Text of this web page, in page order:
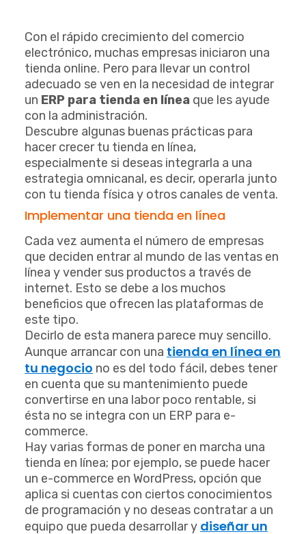
Con el rápido crecimiento del comercio
electrónico, muchas empresas iniciaron una
tienda online. Pero para llevar un control
adecuado se ven en la necesidad de integrar
un ERP para tienda en línea que les ayude
con la administración.
Descubre algunas buenas prácticas para
hacer crecer tu tienda en línea,
especialmente si deseas integrarla a una
estrategia omnicanal, es decir, operarla junto
con tu tienda física y otros canales de venta.
Implementar una tienda en línea
Cada vez aumenta el número de empresas
que deciden entrar al mundo de las ventas en
línea y vender sus productos a través de
internet. Esto se debe a los muchos
beneficios que ofrecen las plataformas de
este tipo.
Decirlo de esta manera parece muy sencillo.
Aunque arrancar con una tienda en línea en
tu negocio no es del todo fácil, debes tener
en cuenta que su mantenimiento puede
convertirse en una labor poco rentable, si
ésta no se integra con un ERP para e-
commerce.
Hay varias formas de poner en marcha una
tienda en línea; por ejemplo, se puede hacer
un e-commerce en WordPress, opción que
aplica si cuentas con ciertos conocimientos
de programación y no deseas contratar a un
equipo que pueda desarrollar y diseñar un